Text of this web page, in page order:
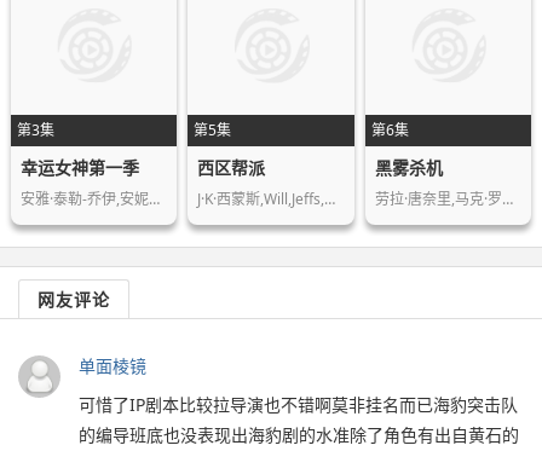
第3集
幸运女神第一季
安雅·泰勒-乔伊,安妮特·贝宁,蒂莫西…
第5集
西区帮派
J·K·西蒙斯,Will,Jeffs,罗恩·米德…
第6集
黑雾杀机
劳拉·唐奈里,马克·罗利,埃蒙·埃利奥…
网友评论
单面棱镜
可惜了IP剧本比较拉导演也不错啊莫非挂名而已海豹突击队
的编导班底也没表现出海豹剧的水准除了角色有出自黄石的